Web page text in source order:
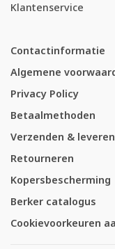
Klantenservice
Contactinformatie
Algemene
Privacy Policy
Betaalmethoden
Verzenden & leveren
Retourneren
Kopersbescherming
Berker catalogus
Cookievoorkeuren